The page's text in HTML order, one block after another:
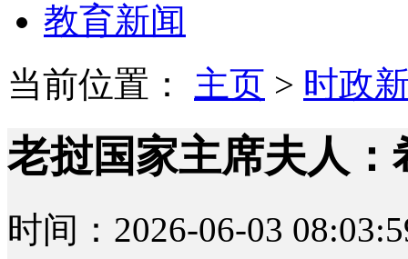
教育新闻
当前位置： 主页 > 时政
老挝国家主席夫人
时间：2026-06-03